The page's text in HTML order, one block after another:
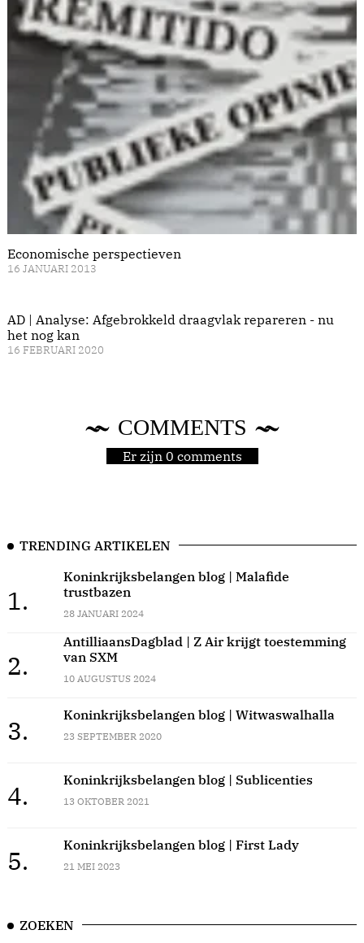
Economische perspectieven
16 JANUARI 2013
AD | Analyse: Afgebrokkeld draagvlak repareren - nu
het nog kan
16 FEBRUARI 2020
COMMENTS
Er zijn 0 comments
TRENDING ARTIKELEN
1.
Koninkrijksbelangen blog | Malafide
trustbazen
28 JANUARI 2024
2.
AntilliaansDagblad | Z Air krijgt toestemming
van SXM
10 AUGUSTUS 2024
3.
Koninkrijksbelangen blog | Witwaswalhalla
23 SEPTEMBER 2020
4.
Koninkrijksbelangen blog | Sublicenties
13 OKTOBER 2021
5.
Koninkrijksbelangen blog | First Lady
21 MEI 2023
ZOEKEN